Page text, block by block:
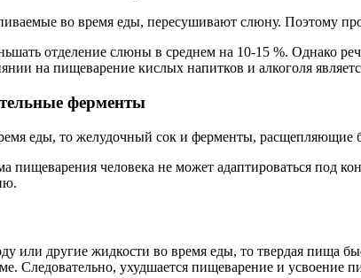
во время еды, пересушивают слюну. Поэтому
отделение слюны в среднем на 10-15 %. Однако
на пищеварение кислых напитков и алкоголя
ферменты
еды, то желудочный сок и ферменты, расщепляющие
пищеварения человека не может адаптироваться под
или другие жидкости во время еды, то твердая пища
Следовательно, ухудшается пищеварение и усвоение